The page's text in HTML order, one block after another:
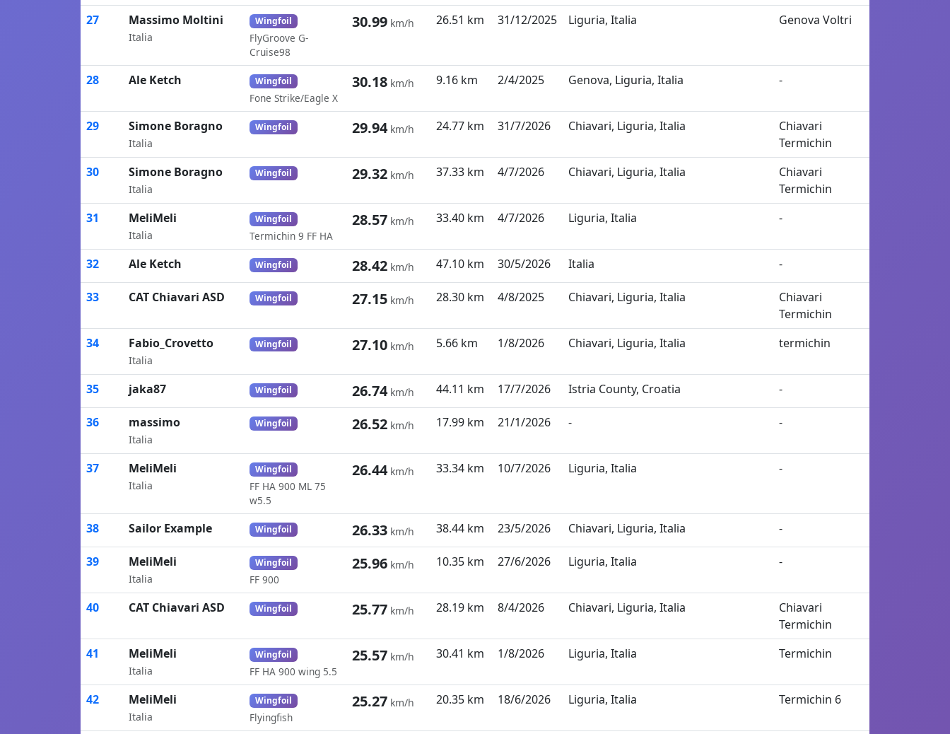
27 Massimo Moltini
Italia
Wingfoil
FlyGroove G-
Cruise98
30.99 km/h 26.51 km 31/12/2025 Liguria, Italia Genova Voltri
28 Ale Ketch Wingfoil
Fone Strike/Eagle X
30.18 km/h 9.16 km 2/4/2025 Genova, Liguria, Italia -
29 Simone Boragno
Italia
Wingfoil 29.94 km/h 24.77 km 31/7/2026 Chiavari, Liguria, Italia
Chiavari
Termichin
30
Simone Boragno
Italia
Wingfoil 29.32 km/h 37.33 km 4/7/2026 Chiavari, Liguria, Italia
Chiavari
Termichin
31
MeliMeli
Italia
Wingfoil
Termichin 9 FF HA
28.57 km/h 33.40 km 4/7/2026 Liguria, Italia -
32 Ale Ketch Wingfoil 28.42 km/h 47.10 km 30/5/2026 Italia -
33 CAT Chiavari ASD Wingfoil 27.15 km/h 28.30 km 4/8/2025 Chiavari, Liguria, Italia
Chiavari
Termichin
34
Fabio_Crovetto
Italia
Wingfoil 27.10 km/h 5.66 km 1/8/2026 Chiavari, Liguria, Italia termichin
35 jaka87 Wingfoil 26.74 km/h 44.11 km 17/7/2026 Istria County, Croatia -
36 massimo
Italia
Wingfoil 26.52 km/h 17.99 km 21/1/2026 - -
37 MeliMeli
Italia
Wingfoil
FF HA 900 ML 75
w5.5
26.44 km/h 33.34 km 10/7/2026 Liguria, Italia -
38 Sailor Example Wingfoil 26.33 km/h 38.44 km 23/5/2026 Chiavari, Liguria, Italia -
39 MeliMeli
Italia
Wingfoil
FF 900
25.96 km/h 10.35 km 27/6/2026 Liguria, Italia -
40 CAT Chiavari ASD Wingfoil 25.77 km/h 28.19 km 8/4/2026 Chiavari, Liguria, Italia
Chiavari
Termichin
41
MeliMeli
Italia
Wingfoil
FF HA 900 wing 5.5
25.57 km/h 30.41 km 1/8/2026 Liguria, Italia Termichin
42 MeliMeli
Italia
Wingfoil
Flyingfish
25.27 km/h 20.35 km 18/6/2026 Liguria, Italia Termichin 6